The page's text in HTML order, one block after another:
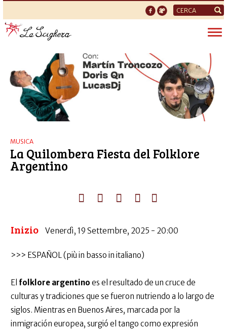
Form
di
ricerca
MUSICA
La Quilombera Fiesta del Folklore
Argentino
Inizio Venerdì, 19 Settembre, 2025 - 20:00
>>> ESPAÑOL (più in basso in italiano)
El folklore argentino es el resultado de un cruce de
culturas y tradiciones que se fueron nutriendo a lo largo de
siglos. Mientras en Buenos Aires, marcada por la
inmigración europea, surgió el tango como expresión